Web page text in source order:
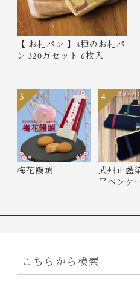
【 お札パン 】3種のお札パ
ン 320万セット 6枚入
梅花饅頭
3
武州正藍
平ペンケ
4